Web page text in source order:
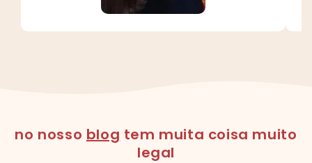
no nosso blog tem muita coisa muito
legal